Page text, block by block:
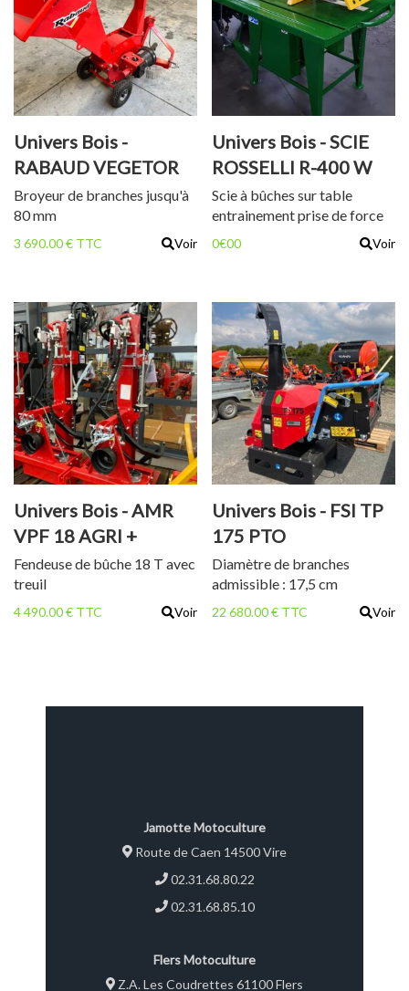
Univers Bois -
RABAUD VEGETOR
80 T
Broyeur de branches jusqu'à
80 mm
3 690.00 € TTC Voir
Univers Bois - SCIE
ROSSELLI R-400 W
Scie à bûches sur table
entrainement prise de force
0€00 Voir
Univers Bois - AMR
VPF 18 AGRI +
TREUIL
Fendeuse de bûche 18 T avec
treuil
4 490.00 € TTC Voir
Univers Bois - FSI TP
175 PTO
Diamètre de branches
admissible : 17,5 cm
22 680.00 € TTC Voir
Jamotte Motoculture
Route de Caen 14500 Vire
02.31.68.80.22
02.31.68.85.10
Flers Motoculture
Z.A. Les Coudrettes 61100 Flers